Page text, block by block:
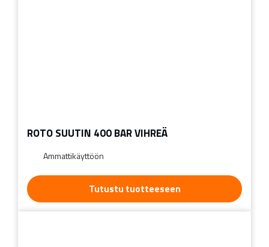
ROTO SUUTIN 400 BAR VIHREÄ
Ammattikäyttöön
Tutustu tuotteeseen